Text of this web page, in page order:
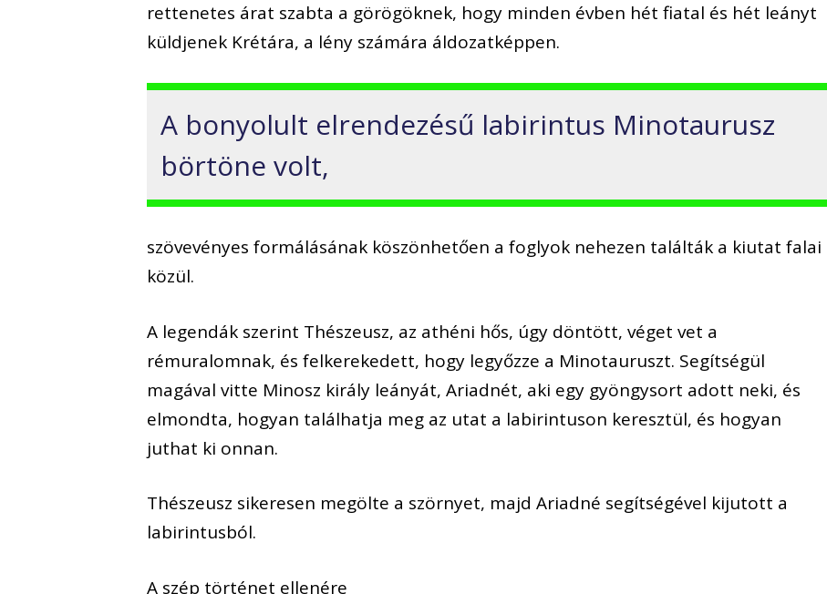
rettenetes árat szabta a görögöknek, hogy minden évben hét fiatal és hét leányt
küldjenek Krétára, a lény számára áldozatképpen.
A bonyolult elrendezésű labirintus Minotaurusz
börtöne volt,
szövevényes formálásának köszönhetően a foglyok nehezen találták a kiutat falai
közül.
A legendák szerint Thészeusz, az athéni hős, úgy döntött, véget vet a
rémuralomnak, és felkerekedett, hogy legyőzze a Minotauruszt. Segítségül
magával vitte Minosz király leányát, Ariadnét, aki egy gyöngysort adott neki, és
elmondta, hogyan találhatja meg az utat a labirintuson keresztül, és hogyan
juthat ki onnan.
Thészeusz sikeresen megölte a szörnyet, majd Ariadné segítségével kijutott a
labirintusból.
A szép történet ellenére